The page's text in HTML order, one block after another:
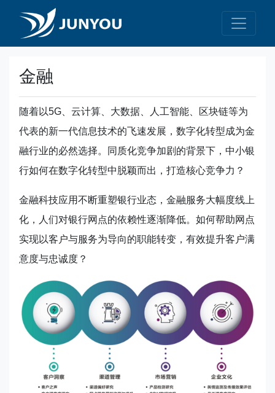
金融
随着以5G、云计算、大数据、人工智能、区块链等为
代表的新一代信息技术的飞速发展，数字化转型成为金
融行业的必然选择。同质化竞争加剧的背景下，中小银
行如何在数字化转型中脱颖而出，打造核心竞争力？
金融科技应用不断重塑银行业态，金融服务大幅度线上
化，人们对银行网点的依赖性逐渐降低。如何帮助网点
实现以客户与服务为导向的职能转变，有效提升客户满
意度与忠诚度？